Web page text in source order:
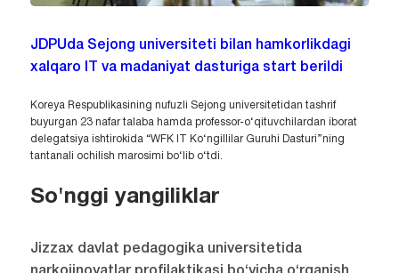
JDPUda Sejong universiteti bilan hamkorlikdagi
xalqaro IT va madaniyat dasturiga start berildi
Koreya Respublikasining nufuzli Sejong universitetidan tashrif
buyurgan 23 nafar talaba hamda professor-o‘qituvchilardan iborat
delegatsiya ishtirokida “WFK IT Ko‘ngillilar Guruhi Dasturi”ning
tantanali ochilish marosimi bo‘lib o‘tdi.
So'nggi yangiliklar
Jizzax davlat pedagogika universitetida